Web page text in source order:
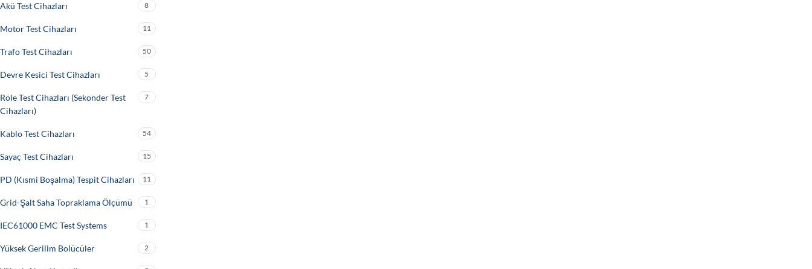
Akü Test Cihazları 8
Motor Test Cihazları 11
Trafo Test Cihazları 50
Devre Kesici Test Cihazları 5
Röle Test Cihazları (Sekonder Test
Cihazları)
7
Kablo Test Cihazları 54
Sayaç Test Cihazları 15
PD (Kısmi Boşalma) Tespit Cihazları 11
Grid-Şalt Saha Topraklama Ölçümü 1
IEC61000 EMC Test Systems 1
Yüksek Gerilim Bolücüler 2